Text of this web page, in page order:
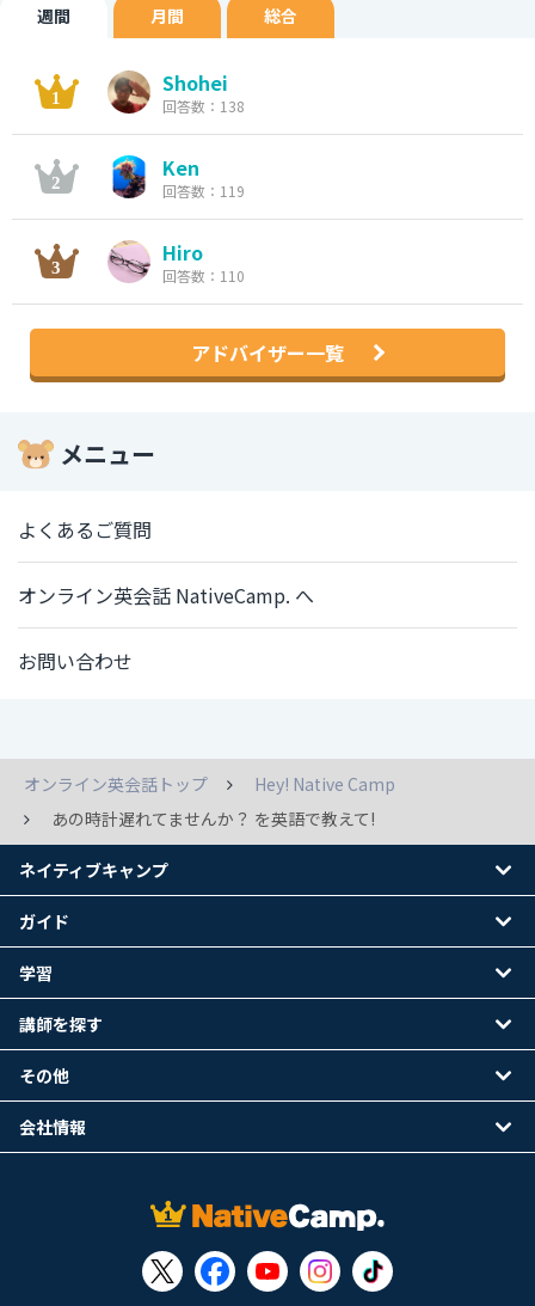
週間 月間 総合
Shohei
回答数：138
Ken
回答数：119
Hiro
回答数：110
アドバイザー一覧
メニュー
よくあるご質問
オンライン英会話 NativeCamp. へ
お問い合わせ
オンライン英会話トップ
Hey! Native Camp
あの時計遅れてませんか？ を英語で教えて!
ネイティブキャンプ
ガイド
学習
講師を探す
その他
会社情報